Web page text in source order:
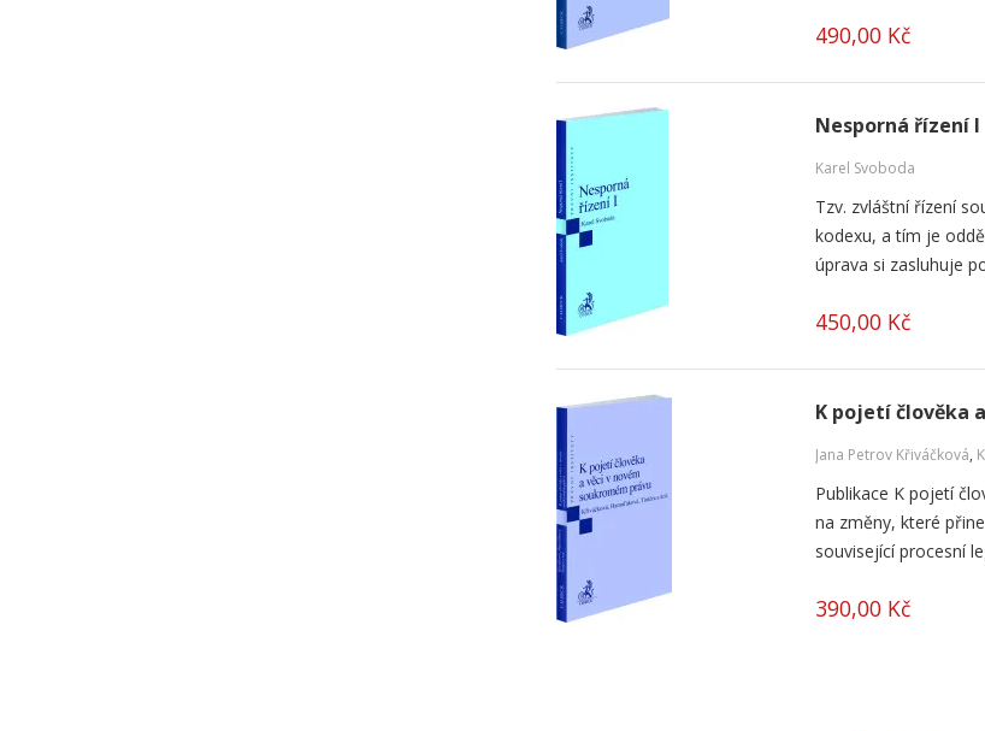
490,00 Kč
Nesporná řízení I
Karel Svoboda
Tzv. zvláštní řízení
kodexu, a tím je
úprava si zasluhuje
450,00 Kč
K pojetí člověka
Jana Petrov Křiváčková,
Publikace K pojetí
na změny, které
související procesní
390,00 Kč